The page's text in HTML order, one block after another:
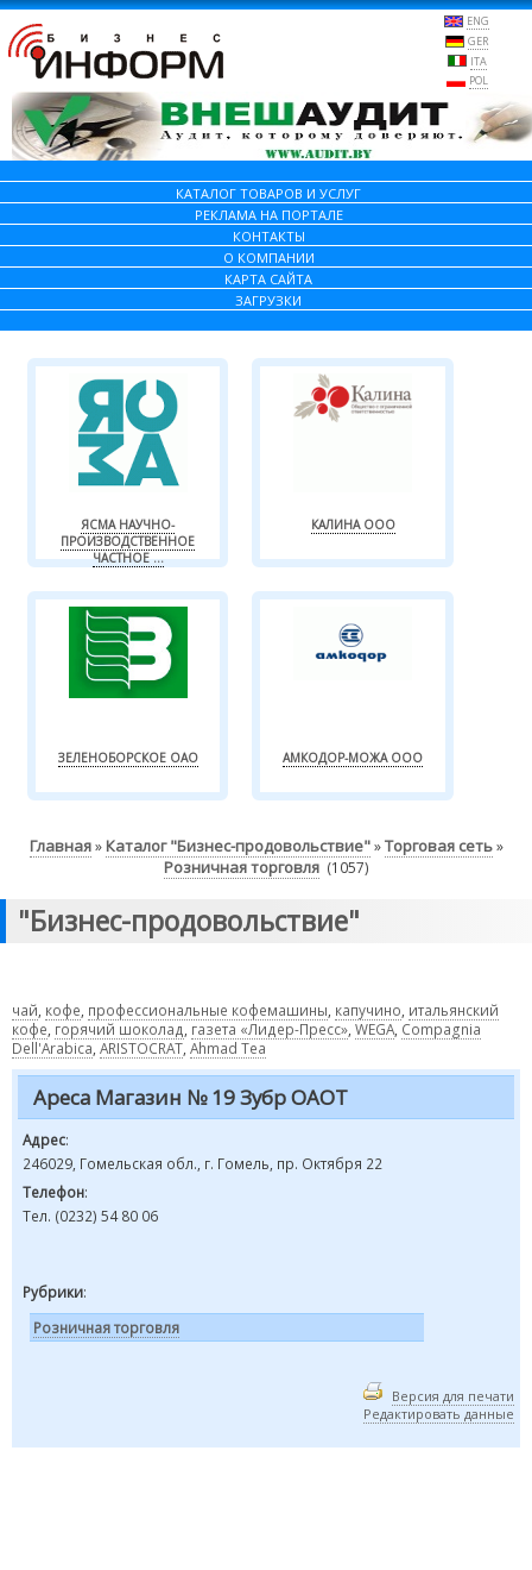
ENG
GER
ITA
POL
КАТАЛОГ ТОВАРОВ И УСЛУГ
РЕКЛАМА НА ПОРТАЛЕ
КОНТАКТЫ
О КОМПАНИИ
КАРТА САЙТА
ЗАГРУЗКИ
ЯСМА НАУЧНО-
ПРОИЗВОДСТВЕННОЕ
ЧАСТНОЕ ...
КАЛИНА ООО
ЗЕЛЕНОБОРСКОЕ ОАО АМКОДОР-МОЖА ООО
Главная» Каталог "Бизнес-продовольствие"»Торговая сеть»
Розничная торговля(1057)
"Бизнес-продовольствие"
чай кофе профессиональные кофемашины капучино итальянский
кофе горячий шоколад газета «Лидер-Пресс» WEGA Compagnia
Dell'Arabica ARISTOCRAT Ahmad Tea
Ареса Магазин № 19 Зубр ОАОТ
Адрес:
246029, Гомельская обл., г. Гомель, пр. Октября 22
Телефон:
Тел. (0232) 54 80 06
Рубрики:
Розничная торговля
Версия для печати
Редактировать данные